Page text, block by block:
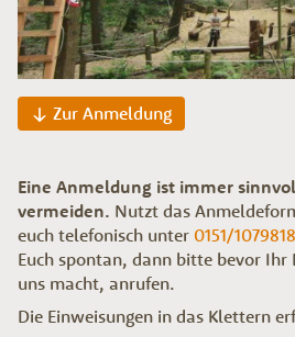
Zur Anmeldung
Eine Anmeldung ist immer
vermeiden. Nutzt das
euch telefonisch unter 0151/
Euch spontan, dann bitte bevor Ihr
uns macht, anrufen.
Die Einweisungen in das Klettern